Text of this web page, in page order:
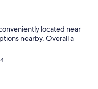
located near
nearby. Overall a